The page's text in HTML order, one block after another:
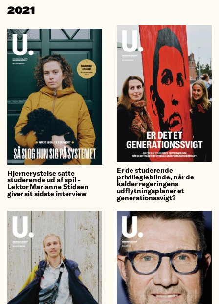
2021
Hjernerystelse satte
studerende ud af spil -
Lektor Marianne Stidsen
giver sit sidste interview
Er de studerende
priviliegieblinde, når de
kalder regeringens
udflytningsplaner et
generationssvigt?